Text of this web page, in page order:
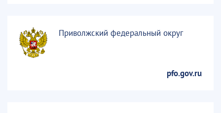
Приволжский федеральный округ
pfo.gov.ru